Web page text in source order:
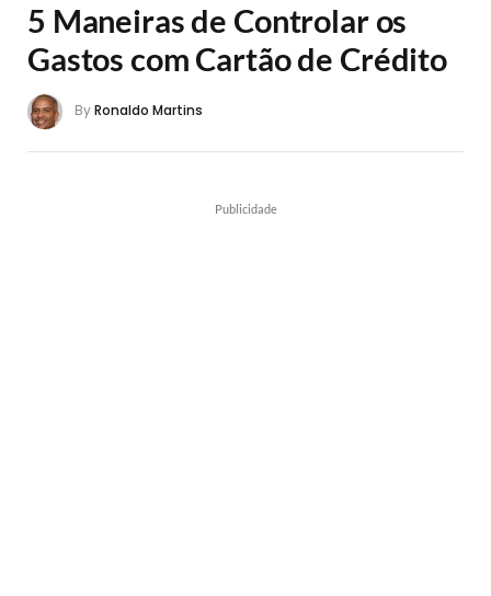
5 Maneiras de Controlar os
Gastos com Cartão de Crédito
ByRonaldo Martins
Publicidade